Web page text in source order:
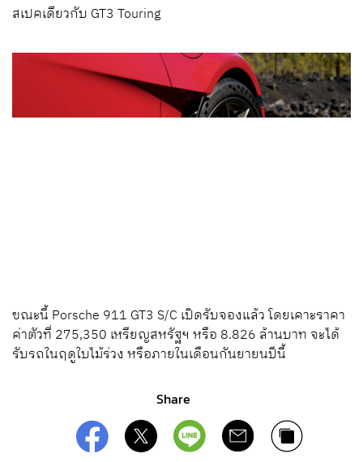
สเปคเดียวกับ GT3 Touring
ขณะนี้ Porsche 911 GT3 S/C เปิดรับจองแล้ว โดยเคาะราคา
ค่าตัวที่ 275,350 เหรียญสหรัฐฯ หรือ 8.826 ล้านบาท จะได้
รับรถในฤดูใบไม้ร่วง หรือภายในเดือนกันยายนปีนี้
Share